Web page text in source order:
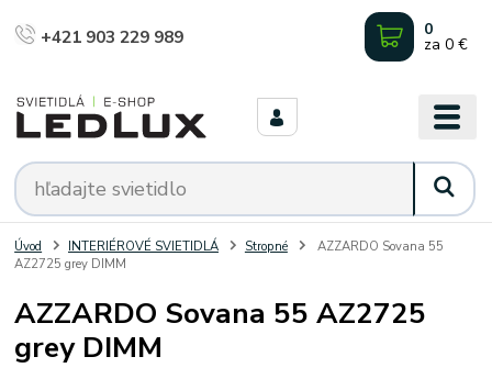
+421 903 229 989 0
za 0 €
Úvod INTERIÉROVÉ SVIETIDLÁ Stropné
AZZARDO Sovana 55
AZ2725 grey DIMM
AZZARDO Sovana 55 AZ2725
grey DIMM